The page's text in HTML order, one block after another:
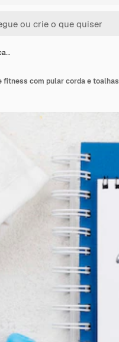
fitness com pular corda e toalhas